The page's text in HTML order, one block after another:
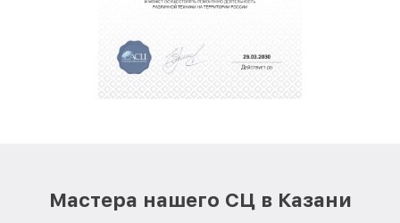
полной сохранности и бесплатно.
положительные отзывы и обрели отличную
репутацию. Мы постоянно совершенствуемся и
Мастера нашего СЦ в Казани